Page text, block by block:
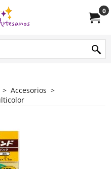
0
> Accesorios >